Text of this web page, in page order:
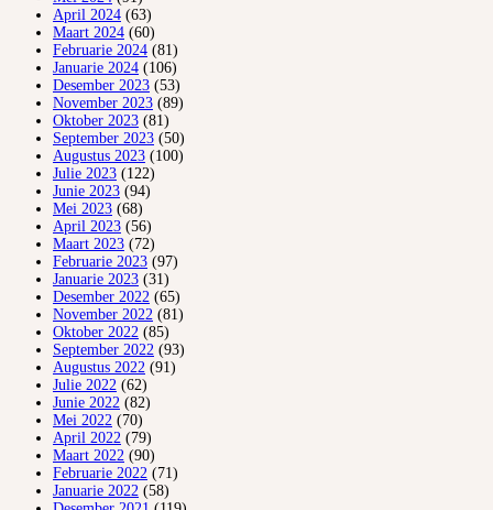
April 2024 (63)
Maart 2024 (60)
Februarie 2024 (81)
Januarie 2024 (106)
Desember 2023 (53)
November 2023 (89)
Oktober 2023 (81)
September 2023 (50)
Augustus 2023 (100)
Julie 2023 (122)
Junie 2023 (94)
Mei 2023 (68)
April 2023 (56)
Maart 2023 (72)
Februarie 2023 (97)
Januarie 2023 (31)
Desember 2022 (65)
November 2022 (81)
Oktober 2022 (85)
September 2022 (93)
Augustus 2022 (91)
Julie 2022 (62)
Junie 2022 (82)
Mei 2022 (70)
April 2022 (79)
Maart 2022 (90)
Februarie 2022 (71)
Januarie 2022 (58)